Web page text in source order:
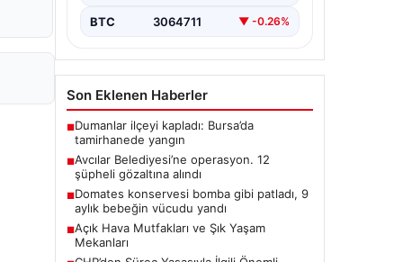
BTC 3064711 ▼ -0.26%
Son Eklenen Haberler
■Dumanlar ilçeyi kapladı: Bursa’da
tamirhanede yangın
■Avcılar Belediyesi’ne operasyon. 12
şüpheli gözaltına alındı
■Domates konservesi bomba gibi patladı, 9
aylık bebeğin vücudu yandı
■Açık Hava Mutfakları ve Şık Yaşam
Mekanları